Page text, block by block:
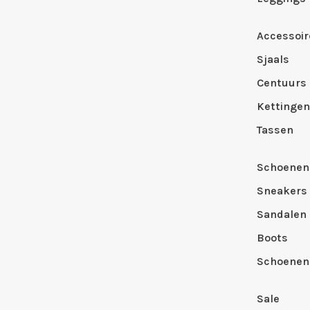
Sjaals
Centuurs
Kettingen
Tassen
Schoenen
Sneakers
Sandalen
Boots
Schoenen
Sale